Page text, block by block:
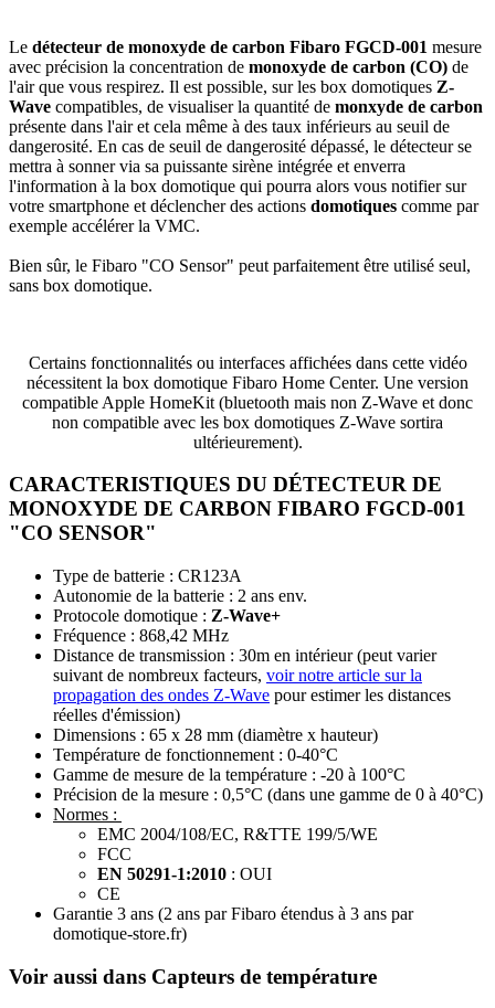
Le détecteur de monoxyde de carbon Fibaro FGCD-001 mesure
avec précision la concentration de monoxyde de carbon (CO) de
l'air que vous respirez. Il est possible, sur les box domotiques Z-
Wave compatibles, de visualiser la quantité de monxyde de carbon
présente dans l'air et cela même à des taux inférieurs au seuil de
dangerosité. En cas de seuil de dangerosité dépassé, le détecteur se
mettra à sonner via sa puissante sirène intégrée et enverra
l'information à la box domotique qui pourra alors vous notifier sur
votre smartphone et déclencher des actions domotiques comme par
exemple accélérer la VMC.
Bien sûr, le Fibaro "CO Sensor" peut parfaitement être utilisé seul,
sans box domotique.
Certains fonctionnalités ou interfaces affichées dans cette vidéo
nécessitent la box domotique Fibaro Home Center. Une version
compatible Apple HomeKit (bluetooth mais non Z-Wave et donc
non compatible avec les box domotiques Z-Wave sortira
ultérieurement).
CARACTERISTIQUES DU DÉTECTEUR DE
MONOXYDE DE CARBON FIBARO FGCD-001
"CO SENSOR"
Type de batterie : CR123A
Autonomie de la batterie : 2 ans env.
Protocole domotique : Z-Wave+
Fréquence : 868,42 MHz
Distance de transmission : 30m en intérieur (peut varier
suivant de nombreux facteurs, voir notre article sur la
propagation des ondes Z-Wave pour estimer les distances
réelles d'émission)
Dimensions : 65 x 28 mm (diamètre x hauteur)
Température de fonctionnement : 0-40°C
Gamme de mesure de la température : -20 à 100°C
Précision de la mesure : 0,5°C (dans une gamme de 0 à 40°C)
Normes :
EMC 2004/108/EC, R&TTE 199/5/WE
FCC
EN 50291-1:2010 : OUI
CE
Garantie 3 ans (2 ans par Fibaro étendus à 3 ans par
domotique-store.fr)
Voir aussi dans Capteurs de température